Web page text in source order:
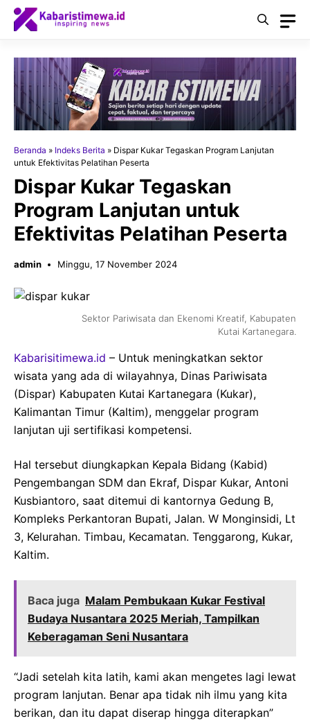
Langsung
Beranda » Indeks Berita » Dispar Kukar Tegaskan Program Lanjutan
untuk Efektivitas Pelatihan Peserta
Dispar Kukar Tegaskan
Program Lanjutan untuk
Efektivitas Pelatihan Peserta
admin Minggu, 17 November 2024
Sektor Pariwisata dan Ekenomi Kreatif, Kabupaten
Kutai Kartanegara.
Kabarisitimewa.id – Untuk meningkatkan sektor
wisata yang ada di wilayahnya, Dinas Pariwisata
(Dispar) Kabupaten Kutai Kartanegara (Kukar),
Kalimantan Timur (Kaltim), menggelar program
lanjutan uji sertifikasi kompetensi.
Hal tersebut diungkapkan Kepala Bidang (Kabid)
Pengembangan SDM dan Ekraf, Dispar Kukar, Antoni
Kusbiantoro, saat ditemui di kantornya Gedung B,
Kompleks Perkantoran Bupati, Jalan. W Monginsidi, Lt
3, Kelurahan. Timbau, Kecamatan. Tenggarong, Kukar,
Kaltim.
Baca juga Malam Pembukaan Kukar Festival
Budaya Nusantara 2025 Meriah, Tampilkan
Keberagaman Seni Nusantara
“Jadi setelah kita latih, kami akan mengetes lagi lewat
program lanjutan. Benar apa tidak nih ilmu yang kita
berikan, dan itu dapat diserap hingga diterapkan”